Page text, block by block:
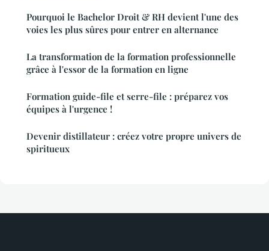
Pourquoi le Bachelor Droit & RH devient l'une des
voies les plus sûres pour entrer en alternance
La transformation de la formation professionnelle
grâce à l'essor de la formation en ligne
Formation guide-file et serre-file : préparez vos
équipes à l'urgence !
Devenir distillateur : créez votre propre univers de
spiritueux